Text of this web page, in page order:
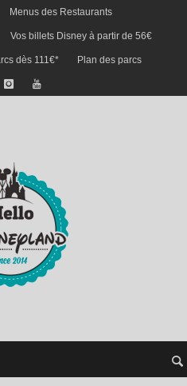
Menus des Restaurants
Vos billets Disney à partir de 56€
dès 111€* Plan des parcs